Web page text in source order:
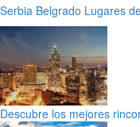
Serbia Belgrado Lugares
Descubre los mejores